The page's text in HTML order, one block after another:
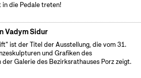
die Pedale treten!
Vadym Sidur
ist der Titel der Ausstellung, die vom 31.
und Grafiken des
Galerie des Bezirksrathauses Porz zeigt.